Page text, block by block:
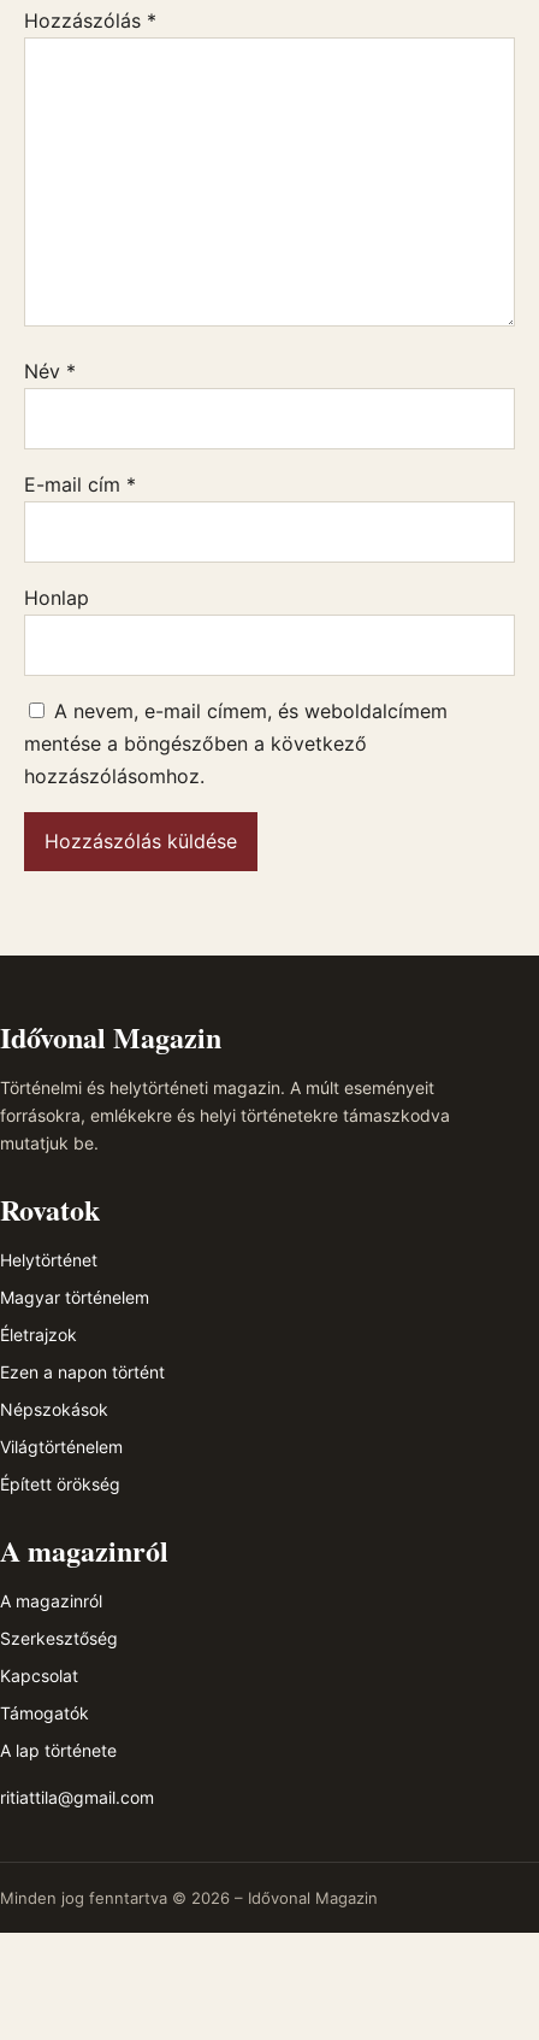
Hozzászólás *
Név *
E-mail cím *
Honlap
A nevem, e-mail címem, és weboldalcímem
mentése a böngészőben a következő
hozzászólásomhoz.
Idővonal Magazin
Történelmi és helytörténeti magazin. A múlt eseményeit
forrásokra, emlékekre és helyi történetekre támaszkodva
mutatjuk be.
Rovatok
Helytörténet
Magyar történelem
Életrajzok
Ezen a napon történt
Népszokások
Világtörténelem
Épített örökség
A magazinról
A magazinról
Szerkesztőség
Kapcsolat
Támogatók
A lap története
ritiattila@gmail.com
Minden jog fenntartva © 2026 – Idővonal Magazin